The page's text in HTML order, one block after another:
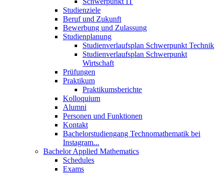
Studienziele
Beruf und Zukunft
Bewerbung und Zulassung
Studienplanung
Studienverlaufsplan Schwerpunkt Technik
Studienverlaufsplan Schwerpunkt
Wirtschaft
Prüfungen
Praktikum
Praktikumsberichte
Kolloquium
Alumni
Personen und Funktionen
Kontakt
Bachelorstudiengang Technomathematik bei
Instagram...
Bachelor Applied Mathematics
Schedules
Exams